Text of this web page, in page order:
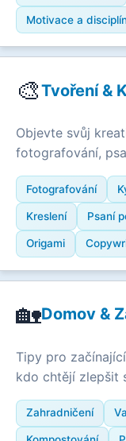
Motivace a
🎨Tvoření &
Objevte svůj
fotografování,
Fotografování
Kreslení Psaní
Origami
🏡Domov &
Tipy pro
kdo chtějí zlepšit
Zahradničení